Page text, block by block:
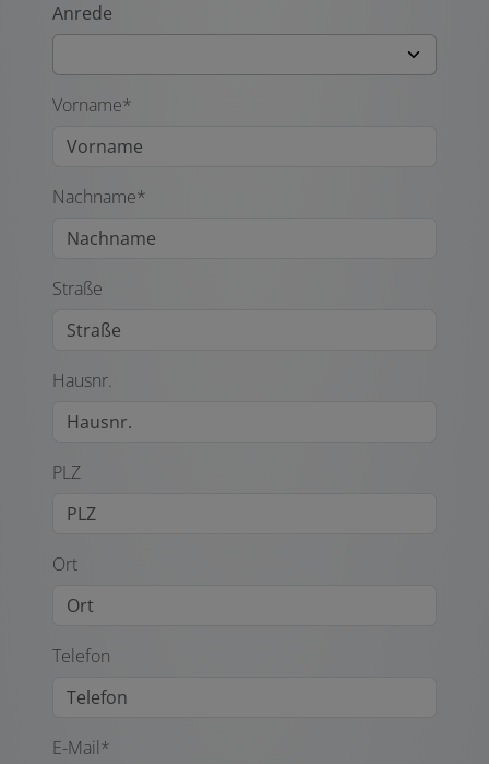
Anrede
Vorname*
Nachname*
Straße
Hausnr.
PLZ
Ort
Telefon
E-Mail*